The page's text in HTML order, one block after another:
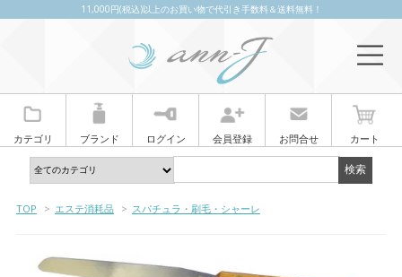
11,000円(税込)以上のお買い物で代引き手数料＆送料無料！
カテゴリ ブランド ログイン 会員登録 お問合せ カート
TOP > エステ消耗品 > スパチュラ・刷毛・シャーレ